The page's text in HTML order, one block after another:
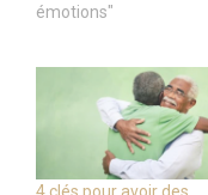
émotions"